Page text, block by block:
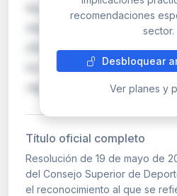
Nivel I impartida por la
Atletismo entre noviembre
2006. El reconocimiento
formación con las
régim…
recomendaciones
sector.
Desbloquear
Ver planes y
Título oficial completo
Resolución de 19 de mayo de
del Consejo Superior de
el reconocimiento al que se